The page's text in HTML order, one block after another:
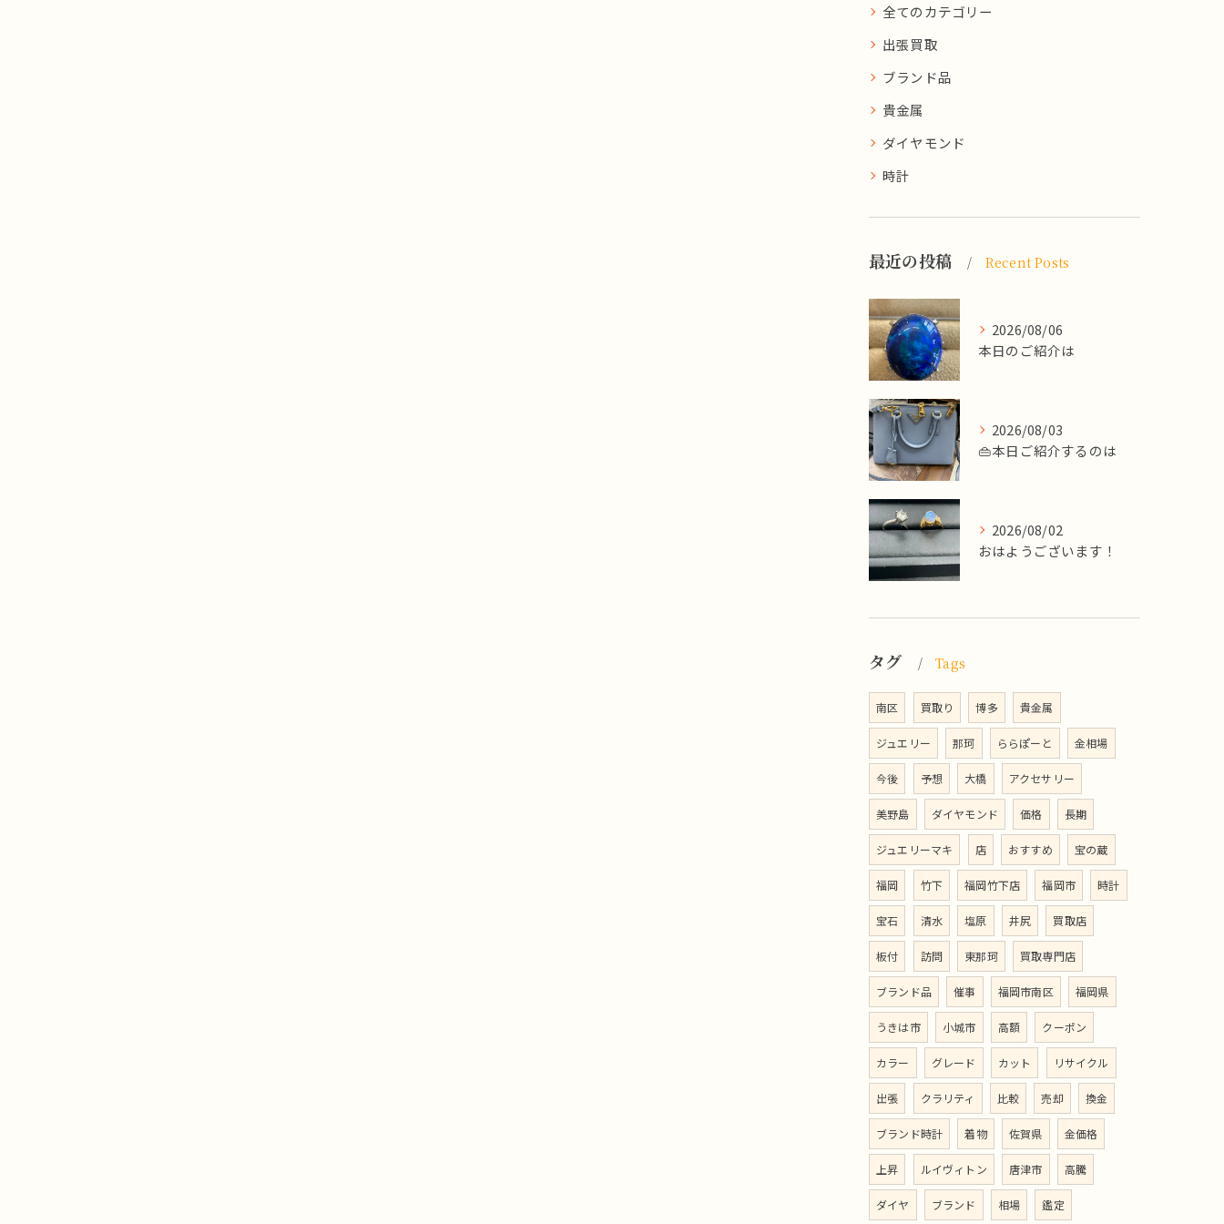
全てのカテゴリー
出張買取
ブランド品
貴金属
ダイヤモンド
時計
最近の投稿 Recent Posts
2026/08/06
本日のご紹介は
2026/08/03
👜本日ご紹介するのは
2026/08/02
​おはようございます！
タグ Tags
南区 買取り 博多 貴金属
ジュエリー 那珂 ららぽーと 金相場
今後 予想 大橋 アクセサリー
美野島 ダイヤモンド 価格 長期
ジュエリーマキ 店 おすすめ 宝の蔵
福岡 竹下 福岡竹下店 福岡市 時計
宝石 清水 塩原 井尻 買取店
板付 訪問 東那珂 買取専門店
ブランド品 催事 福岡市南区 福岡県
うきは市 小城市 高額 クーポン
カラー グレード カット リサイクル
出張 クラリティ 比較 売却 換金
ブランド時計 着物 佐賀県 金価格
上昇 ルイヴィトン 唐津市 高騰
ダイヤ ブランド 相場 鑑定